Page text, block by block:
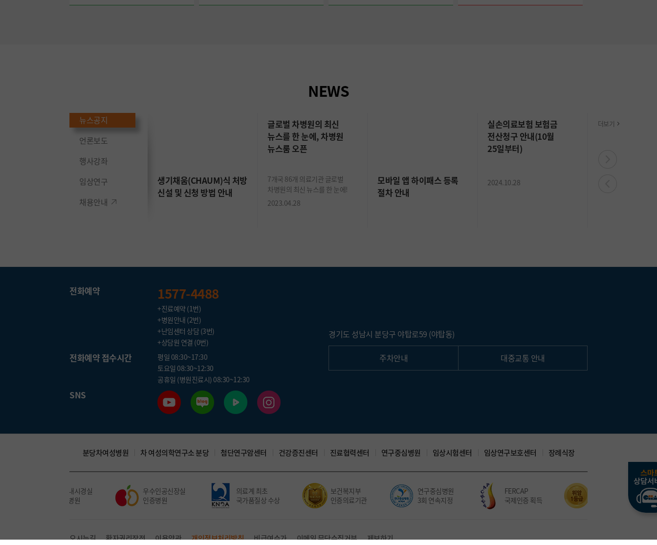
NEWS
뉴스공지
언론보도
행사강좌
임상연구
채용안내
의료기관 본인확인 강화
2024.05.02
생기채움(CHAUM)식 처방
신설 및 신청 방법 안내
글로벌 차병원의 최신
뉴스를 한 눈에, 차병원
뉴스룸 오픈
7개국 86개 의료기관 글로벌
차병원의 최신 뉴스를 한 눈에!
2023.04.28
모바일 앱 하이패스 등록
절차 안내
실손의료보험 보험금
전산청구 안내(10월
25일부터)
2024.10.28
더보기
전화예약 1577-4488
+진료예약 (1번)
+병원안내 (2번)
+난임센터 상담 (3번)
+상담원 연결 (0번)
전화예약 접수시간
평일 08:30~17:30
토요일 08:30~12:30
공휴일 (병원진료시) 08:30~12:30
SNS
경기도 성남시 분당구 야탑로59 (야탑동)
주차안내 대중교통 안내
분당차여성병원 차 여성의학연구소 분당 첨단연구암센터 건강증진센터 진료협력센터 연구중심병원 임상시험센터 임상연구보호센터 장례식장
우수내시경실
인증병원
우수인공신장실
인증병원
의료계 최초
국가품질상 수상
보건복지부
인증의료기관
연구중심병원
3회 연속지정
FERCAP
국제인증 획득
위암 치료 5회 연속
적정성평가 1등급
오시는길 환자권리장전 이용약관 개인정보처리방침 비급여수가 이메일 무단수집거부 제보하기